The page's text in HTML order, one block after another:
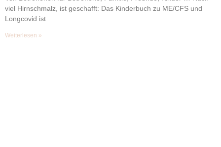
viel Hirnschmalz, ist geschafft: Das Kinderbuch zu ME/CFS und
Longcovid ist
Weiterlesen »